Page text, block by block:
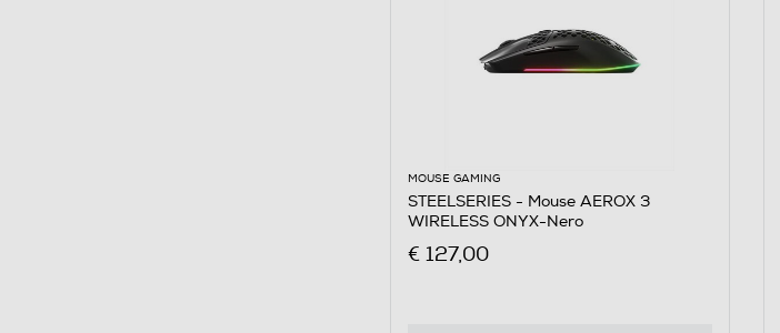
MOUSE GAMING
STEELSERIES - Mouse AEROX 3
WIRELESS ONYX-Nero
€ 127,00